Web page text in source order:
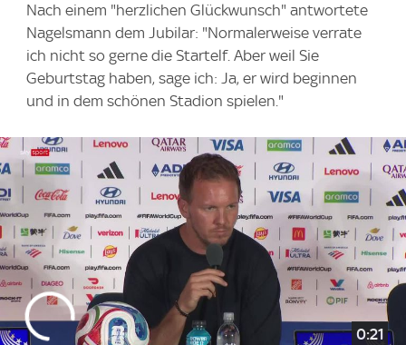
Nach einem "herzlichen Glückwunsch" antwortete
Nagelsmann dem Jubilar: "Normalerweise verrate
ich nicht so gerne die Startelf. Aber weil Sie
Geburtstag haben, sage ich: Ja, er wird beginnen
und in dem schönen Stadion spielen."
0:21